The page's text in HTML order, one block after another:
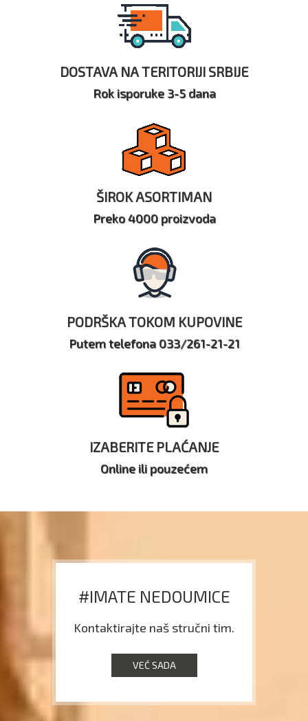
DOSTAVA NA TERITORIJI SRBIJE
Rok isporuke 3-5 dana
ŠIROK ASORTIMAN
Preko 4000 proizvoda
PODRŠKA TOKOM KUPOVINE
Putem telefona 033/261-21-21
IZABERITE PLAĆANJE
Online ili pouzećem
#IMATE NEDOUMICE
Kontaktirajte naš stručni tim.
VEĆ SADA